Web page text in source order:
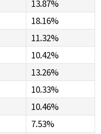
13.87%
18.16%
11.32%
10.42%
13.26%
10.33%
10.46%
7.53%